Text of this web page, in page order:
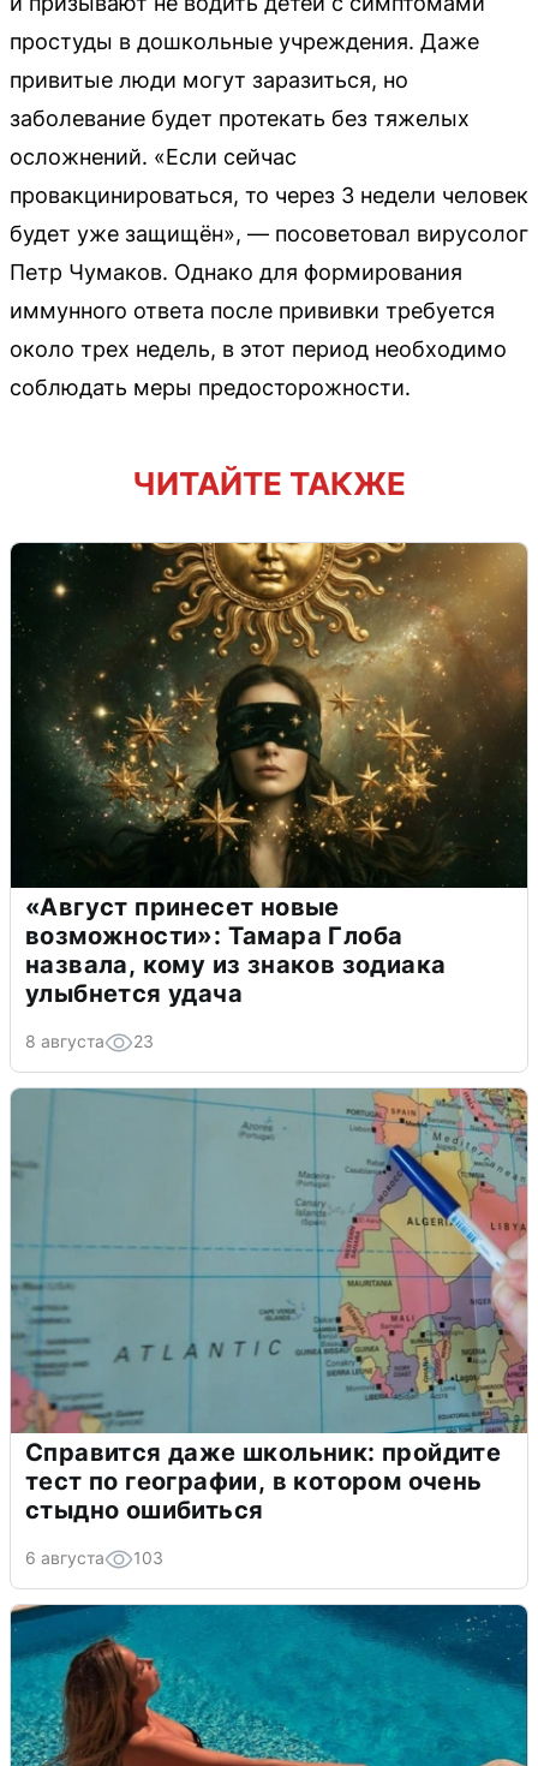
простуды в дошкольные учреждения. Даже
привитые люди могут заразиться, но
заболевание будет протекать без тяжелых
осложнений. «Если сейчас
провакцинироваться, то через 3 недели человек
будет уже защищён», — посоветовал вирусолог
Петр Чумаков. Однако для формирования
иммунного ответа после прививки требуется
около трех недель, в этот период необходимо
соблюдать меры предосторожности.
ЧИТАЙТЕ ТАКЖЕ
«Август принесет новые
возможности»: Тамара Глоба
назвала, кому из знаков зодиака
улыбнется удача
8 августа 23
Справится даже школьник: пройдите
тест по географии, в котором очень
стыдно ошибиться
6 августа 103